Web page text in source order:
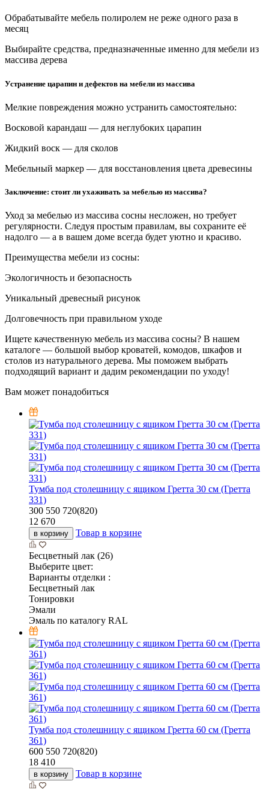
Обрабатывайте мебель полиролем не реже одного раза в
месяц
Выбирайте средства, предназначенные именно для мебели из
массива дерева
Устранение царапин и дефектов на мебели из массива
Мелкие повреждения можно устранить самостоятельно:
Восковой карандаш — для неглубоких царапин
Жидкий воск — для сколов
Мебельный маркер — для восстановления цвета древесины
Заключение: стоит ли ухаживать за мебелью из массива?
Уход за мебелью из массива сосны несложен, но требует
регулярности. Следуя простым правилам, вы сохраните её
надолго — а в вашем доме всегда будет уютно и красиво.
Преимущества мебели из сосны:
Экологичность и безопасность
Уникальный древесный рисунок
Долговечность при правильном уходе
Ищете качественную мебель из массива сосны? В нашем
каталоге — большой выбор кроватей, комодов, шкафов и
столов из натурального дерева. Мы поможем выбрать
подходящий вариант и дадим рекомендации по уходу!
Вам может понадобиться
Тумба под столешницу с ящиком Гретта 30 см (Гретта
331)
300 550 720(820)
12 670
в корзину Товар в корзине
Бесцветный лак (26)
Выберите цвет:
Варианты отделки :
Бесцветный лак
Тонировки
Эмали
Эмаль по каталогу RAL
Тумба под столешницу с ящиком Гретта 60 см (Гретта
361)
600 550 720(820)
18 410
в корзину Товар в корзине